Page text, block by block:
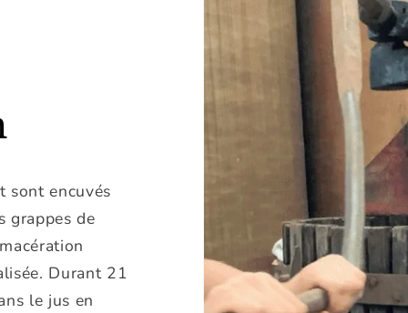
sont encuvés
grappes de
Durant 21
le jus en